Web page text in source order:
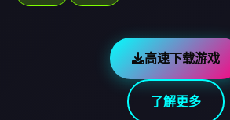
高速下载游戏
了解更多